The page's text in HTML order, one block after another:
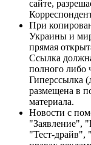
сайте,
При
Украины и
прямая
Ссылка
полного либо
Гиперссылка
размещена в
материала.
Новости с
"Заявление",
"Тест-